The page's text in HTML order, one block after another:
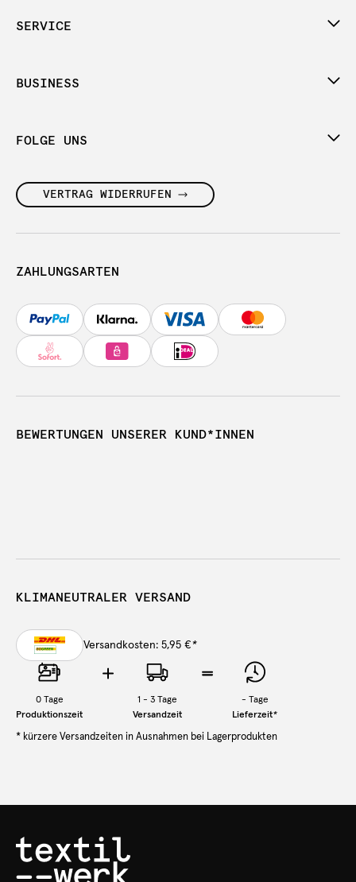
SERVICE
BUSINESS
FOLGE UNS
VERTRAG WIDERRUFEN
ZAHLUNGSARTEN
BEWERTUNGEN UNSERER KUND*INNEN
KLIMANEUTRALER VERSAND
Versandkosten: 5,95 €*
0Tage
Produktionszeit
1 - 3 Tage
Versandzeit
- Tage
Lieferzeit*
* kürzere Versandzeiten in Ausnahmen bei Lagerprodukten